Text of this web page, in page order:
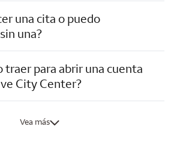
una cita o puedo
una?
traer para abrir una cuenta
City Center?
Vea más